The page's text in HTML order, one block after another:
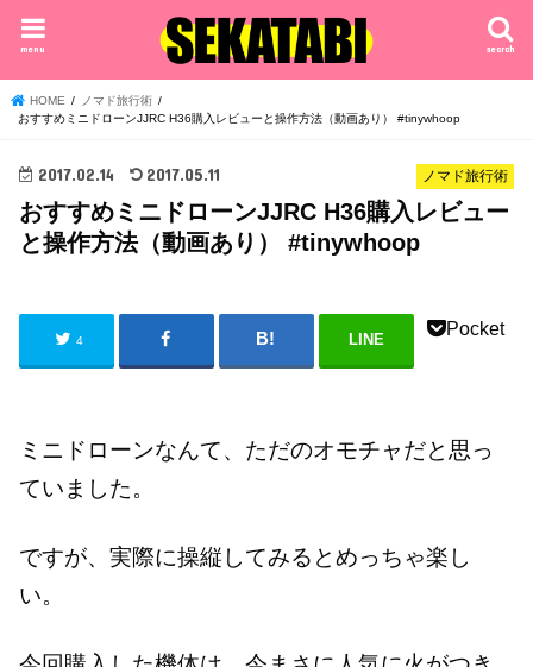
search
menu
HOME
ノマド旅行術
おすすめミニドローンJJRC H36購入レビューと操作方法（動画あり） #tinywhoop
ノマド旅行術
2017.02.14 2017.05.11
おすすめミニドローンJJRC H36購入レビュー
と操作方法（動画あり） #tinywhoop
4 LINE
Pocket
ミニドローンなんて、ただのオモチャだと思っ
ていました。
ですが、実際に操縦してみるとめっちゃ楽し
い。